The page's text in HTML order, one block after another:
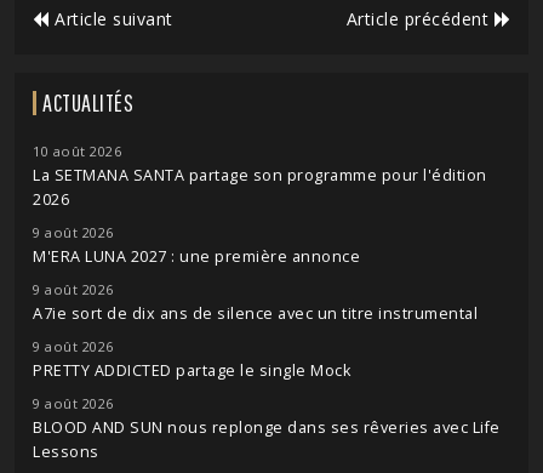
Article suivant Article précédent
ACTUALITÉS
10 août 2026
La SETMANA SANTA partage son programme pour l'édition
2026
9 août 2026
M'ERA LUNA 2027 : une première annonce
9 août 2026
A7ie sort de dix ans de silence avec un titre instrumental
9 août 2026
PRETTY ADDICTED partage le single Mock
9 août 2026
BLOOD AND SUN nous replonge dans ses rêveries avec Life
Lessons